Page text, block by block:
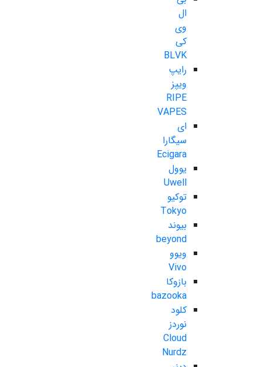
ال
وی
کی
BLVK
رایپ
ویپز
RIPE
VAPES
ای
سیگارا
Ecigara
یوول
Uwell
توکیو
Tokyo
بیوند
beyond
ویوو
Vivo
بازوکا
bazooka
کلود
نوردز
Cloud
Nurdz